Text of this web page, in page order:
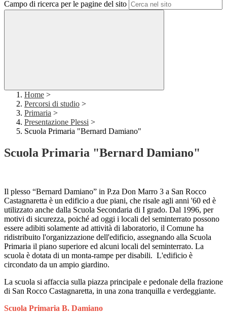
Campo di ricerca per le pagine del sito
Home >
Percorsi di studio >
Primaria >
Presentazione Plessi >
Scuola Primaria "Bernard Damiano"
Scuola Primaria "Bernard Damiano"
Il plesso “Bernard Damiano” in P.za Don Marro 3 a San Rocco
Castagnaretta è un edificio a due piani, che risale agli anni '60 ed è
utilizzato anche dalla Scuola Secondaria di I grado. Dal 1996, per
motivi di sicurezza, poiché ad oggi i locali del seminterrato possono
essere adibiti solamente ad attività di laboratorio, il Comune ha
ridistribuito l'organizzazione dell'edificio, assegnando alla Scuola
Primaria il piano superiore ed alcuni locali del seminterrato. La
scuola è dotata di un monta-rampe per disabili. L'edificio è
circondato da un ampio giardino.
La scuola si affaccia sulla piazza principale e pedonale della frazione
di San Rocco Castagnaretta, in una zona tranquilla e verdeggiante.
Scuola Primaria B. Damiano